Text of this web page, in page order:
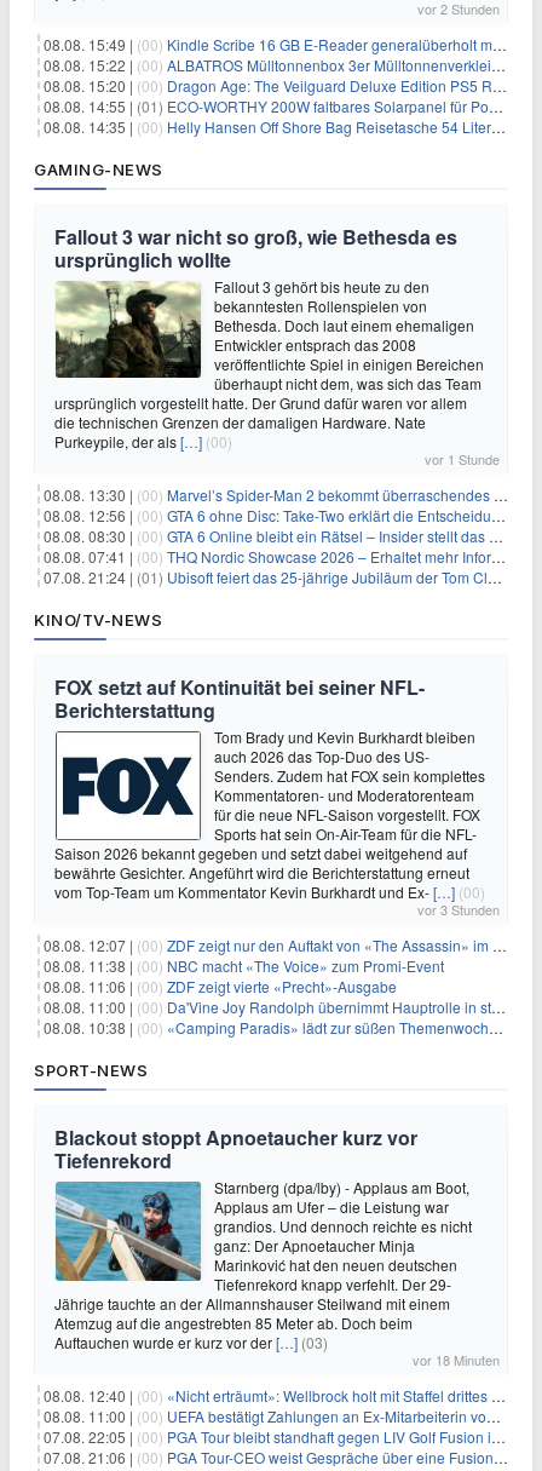
vor 2 Stunden
08.08. 15:49 | (00) Kindle Scribe 16 GB E-Reader generalüberholt mit Eingabestift für 197,99€
08.08. 15:22 | (00) ALBATROS Mülltonnenbox 3er Mülltonnenverkleidung aus Metall für 577,15€
08.08. 15:20 | (00) Dragon Age: The Veilguard Deluxe Edition PS5 Rollenspiel für 13,76€
08.08. 14:55 | (01) ECO-WORTHY 200W faltbares Solarpanel für Powerstation & Camping für 123,99€
08.08. 14:35 | (00) Helly Hansen Off Shore Bag Reisetasche 54 Liter für 29,99€
GAMING-NEWS
Fallout 3 war nicht so groß, wie Bethesda es
ursprünglich wollte
Fallout 3 gehört bis heute zu den
bekanntesten Rollenspielen von
Bethesda. Doch laut einem ehemaligen
Entwickler entsprach das 2008
veröffentlichte Spiel in einigen Bereichen
überhaupt nicht dem, was sich das Team
ursprünglich vorgestellt hatte. Der Grund dafür waren vor allem
die technischen Grenzen der damaligen Hardware. Nate
Purkeypile, der als[…] (00)
vor 1 Stunde
08.08. 13:30 | (00) Marvel’s Spider-Man 2 bekommt überraschendes PS5-Update mit gewünschter Komfortfunktion
08.08. 12:56 | (00) GTA 6 ohne Disc: Take-Two erklärt die Entscheidung für Download-Codes
08.08. 08:30 | (00) GTA 6 Online bleibt ein Rätsel – Insider stellt das neue Gerücht klar
08.08. 07:41 | (00) THQ Nordic Showcase 2026 – Erhaltet mehr Informationen
07.08. 21:24 | (01) Ubisoft feiert das 25-jährige Jubiläum der Tom Clancy’s Ghost Recon-Reihe
KINO/TV-NEWS
FOX setzt auf Kontinuität bei seiner NFL-
Berichterstattung
Tom Brady und Kevin Burkhardt bleiben
auch 2026 das Top-Duo des US-
Senders. Zudem hat FOX sein komplettes
Kommentatoren- und Moderatorenteam
für die neue NFL-Saison vorgestellt. FOX
Sports hat sein On-Air-Team für die NFL-
Saison 2026 bekannt gegeben und setzt dabei weitgehend auf
bewährte Gesichter. Angeführt wird die Berichterstattung erneut
vom Top-Team um Kommentator Kevin Burkhardt und Ex-[…] (00)
vor 3 Stunden
08.08. 12:07 | (00) ZDF zeigt nur den Auftakt von «The Assassin» im Fernsehen
08.08. 11:38 | (00) NBC macht «The Voice» zum Promi-Event
08.08. 11:06 | (00) ZDF zeigt vierte «Precht»-Ausgabe
08.08. 11:00 | (00) Da'Vine Joy Randolph übernimmt Hauptrolle in starbesetzter schwarzer Komödie
08.08. 10:38 | (00) «Camping Paradis» lädt zur süßen Themenwoche ein
SPORT-NEWS
Blackout stoppt Apnoetaucher kurz vor
Tiefenrekord
Starnberg (dpa/lby) - Applaus am Boot,
Applaus am Ufer – die Leistung war
grandios. Und dennoch reichte es nicht
ganz: Der Apnoetaucher Minja
Marinković hat den neuen deutschen
Tiefenrekord knapp verfehlt. Der 29-
Jährige tauchte an der Allmannshauser Steilwand mit einem
Atemzug auf die angestrebten 85 Meter ab. Doch beim
Auftauchen wurde er kurz vor der[…] (03)
vor 18 Minuten
08.08. 12:40 | (00) «Nicht erträumt»: Wellbrock holt mit Staffel drittes EM-Gold
08.08. 11:00 | (00) UEFA bestätigt Zahlungen an Ex-Mitarbeiterin von Infantino
07.08. 22:05 | (00) PGA Tour bleibt standhaft gegen LIV Golf Fusion in einem sich wandelnden Sportumfeld
07.08. 21:06 | (00) PGA Tour-CEO weist Gespräche über eine Fusion mit LIV Golf zurück und bekräftigt die Wettbewerbslandschaft